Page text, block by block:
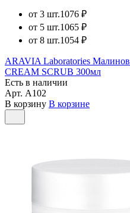
от 3 шт.1076 ₽
от 5 шт.1065 ₽
от 8 шт.1054 ₽
ARAVIA Laboratories
CREAM SCRUB 300мл
Есть в наличии
Арт. А102
В корзину В корзине